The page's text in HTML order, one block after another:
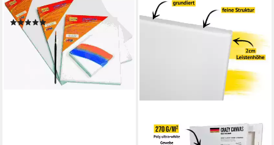
Basic Line 40 x 100 cm
(1)
ab 19,29 €
lieferbar - in 3-4 Werktagen bei dir
Leinwand HOBBY 20x30 cm